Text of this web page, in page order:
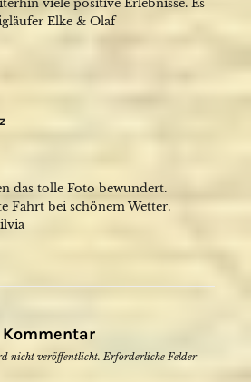
Elke & Olaf
das tolle Foto bewundert.
Fahrt bei schönem Wetter.
nicht veröffentlicht. Erforderliche Felder